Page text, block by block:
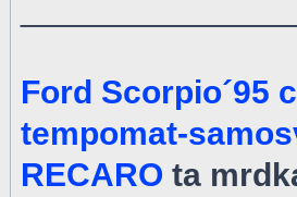
Ford Scorpio´95
tempomat-
RECARO ta